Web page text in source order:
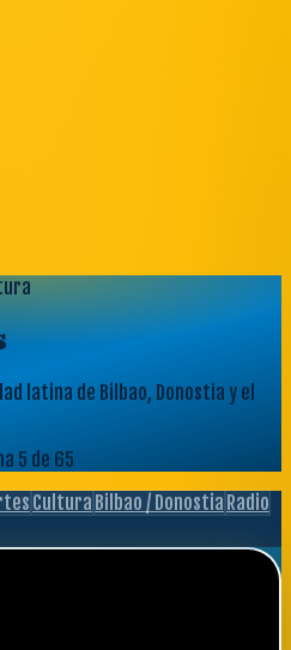
latina de Bilbao, Donostia y el
5 de 65
Cultura Bilbao / Donostia Radio
Invisibles': drama